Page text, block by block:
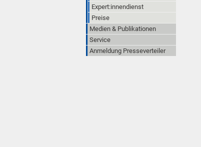
Expert:innendienst
Preise
Medien & Publikationen
Service
Anmeldung Presseverteiler